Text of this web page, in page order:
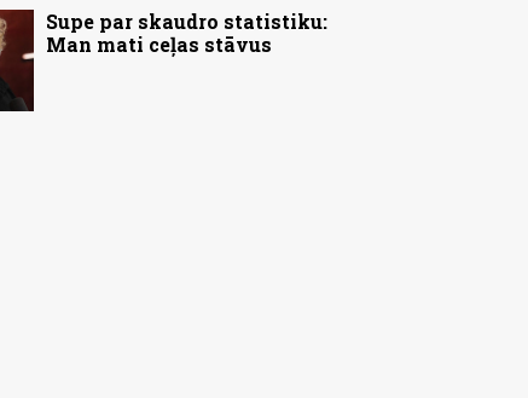
Supe par skaudro statistiku:
Man mati ceļas stāvus